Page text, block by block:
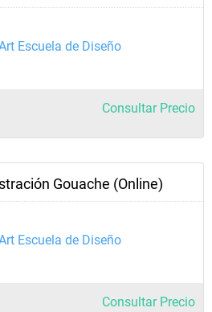
Escuela de Diseño
Consultar Precio
Gouache (Online)
Escuela de Diseño
Consultar Precio